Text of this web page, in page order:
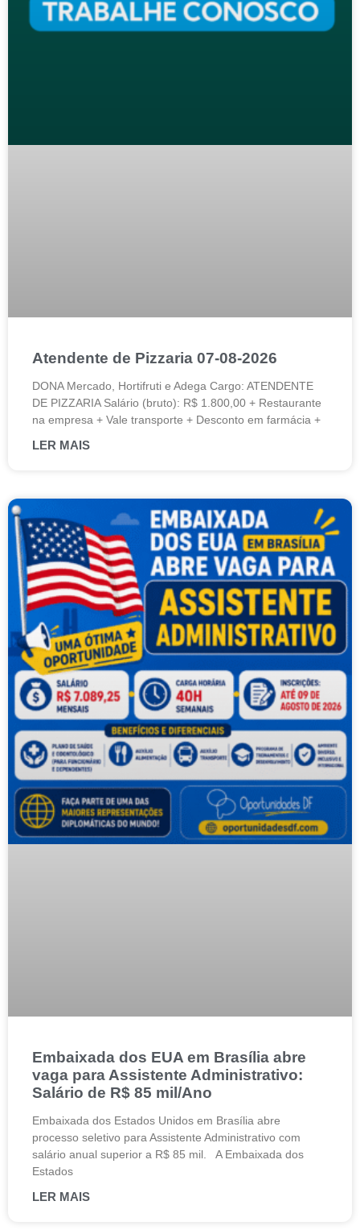
Atendente de Pizzaria 07-08-2026
DONA Mercado, Hortifruti e Adega Cargo: ATENDENTE
DE PIZZARIA Salário (bruto): R$ 1.800,00 + Restaurante
na empresa + Vale transporte + Desconto em farmácia +
LER MAIS
Embaixada dos EUA em Brasília abre
vaga para Assistente Administrativo:
Salário de R$ 85 mil/Ano
Embaixada dos Estados Unidos em Brasília abre
processo seletivo para Assistente Administrativo com
salário anual superior a R$ 85 mil. A Embaixada dos
Estados
LER MAIS